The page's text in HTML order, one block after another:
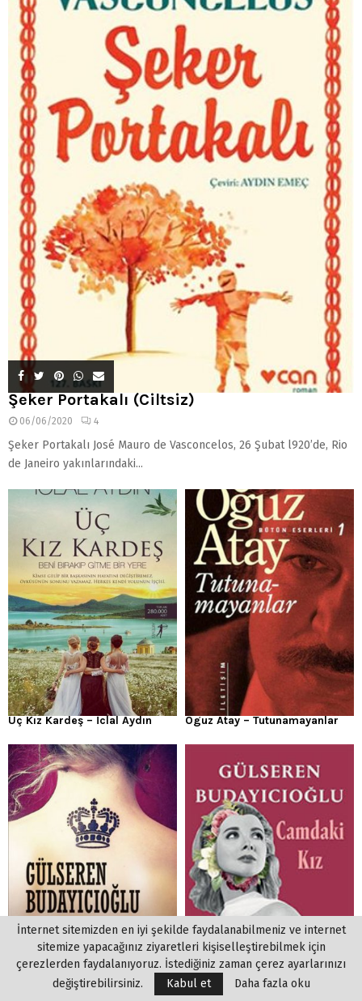
Şeker Portakalı (Ciltsiz)
06/06/2020 4
Şeker Portakalı José Mauro de Vasconcelos, 26 Şubat l920’de, Rio
de Janeiro yakınlarındaki...
Üç Kız Kardeş – İclal Aydın Oguz Atay – Tutunamayanlar
Kral Kaybederse – Gülseren
Budayıcıoğlu
Camdaki Kız Kitap Özeti
İnternet sitemizden en iyi şekilde faydalanabilmeniz ve internet
sitemize yapacağınız ziyaretleri kişiselleştirebilmek için
çerezlerden faydalanıyoruz. İstediğiniz zaman çerez ayarlarınızı
değiştirebilirsiniz.
Kabul et Daha fazla oku